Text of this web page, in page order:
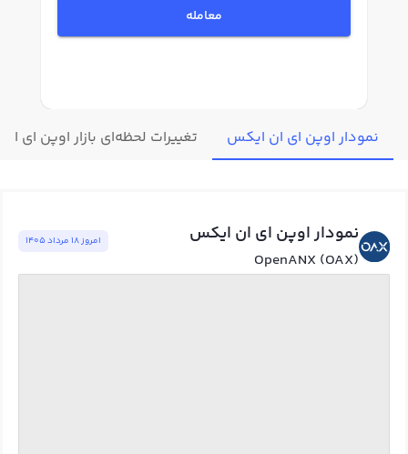
معامله
نمودار اوپن ای ان ایکس تغییرات لحظه‌ای بازار اوپن ای
نمودار اوپن ای ان ایکس
OpenANX (OAX)
امروز ١٨ مرداد ١٤٠٥